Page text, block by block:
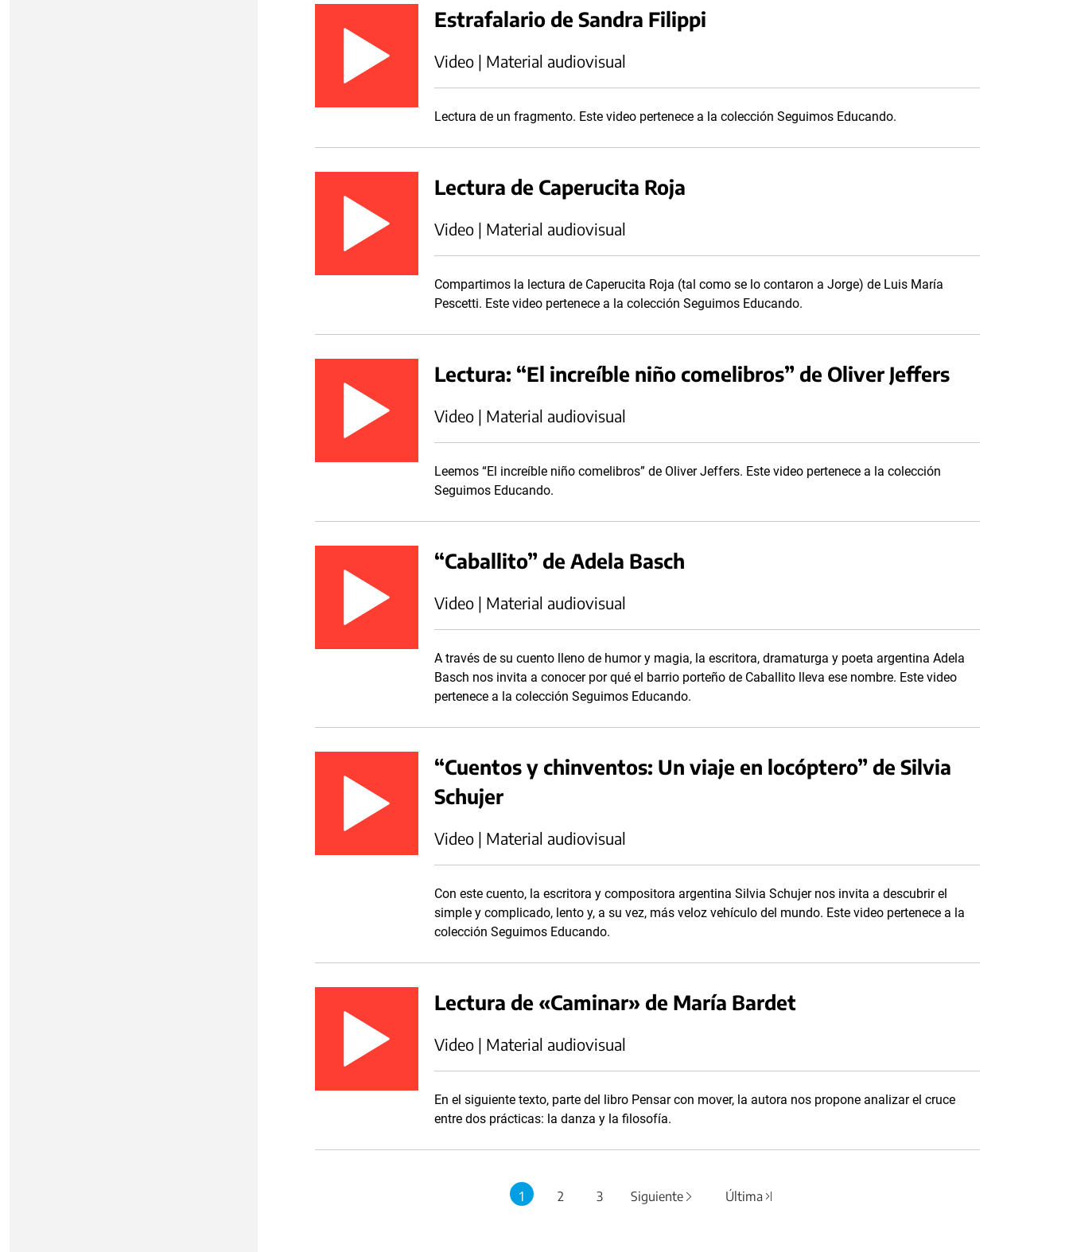
Estrafalario de Sandra Filippi
Video | Material audiovisual
Lectura de un fragmento. Este video pertenece a la colección Seguimos Educando.
Lectura de Caperucita Roja
Video | Material audiovisual
Compartimos la lectura de Caperucita Roja (tal como se lo contaron a Jorge) de Luis María
Pescetti. Este video pertenece a la colección Seguimos Educando.
Lectura: “El increíble niño comelibros” de Oliver Jeffers
Video | Material audiovisual
Leemos “El increíble niño comelibros” de Oliver Jeffers. Este video pertenece a la colección
Seguimos Educando.
“Caballito” de Adela Basch
Video | Material audiovisual
A través de su cuento lleno de humor y magia, la escritora, dramaturga y poeta argentina Adela
Basch nos invita a conocer por qué el barrio porteño de Caballito lleva ese nombre. Este video
pertenece a la colección Seguimos Educando.
“Cuentos y chinventos: Un viaje en locóptero” de Silvia
Schujer
Video | Material audiovisual
Con este cuento, la escritora y compositora argentina Silvia Schujer nos invita a descubrir el
simple y complicado, lento y, a su vez, más veloz vehículo del mundo. Este video pertenece a la
colección Seguimos Educando.
Lectura de «Caminar» de María Bardet
Video | Material audiovisual
En el siguiente texto, parte del libro Pensar con mover, la autora nos propone analizar el cruce
entre dos prácticas: la danza y la filosofía.
1 2 3 Siguiente Última